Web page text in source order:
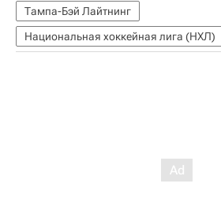
Тампа-Бэй Лайтнинг
Национальная хоккейная лига (НХЛ)